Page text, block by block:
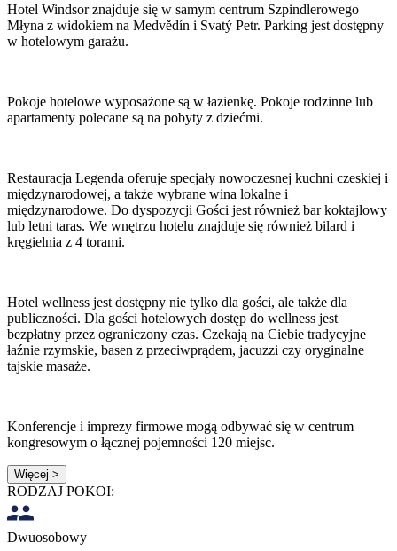
Hotel Windsor znajduje się w samym centrum Szpindlerowego
Młyna z widokiem na Medvědín i Svatý Petr. Parking jest dostępny
w hotelowym garażu.
Pokoje hotelowe wyposażone są w łazienkę. Pokoje rodzinne lub
apartamenty polecane są na pobyty z dziećmi.
Restauracja Legenda oferuje specjały nowoczesnej kuchni czeskiej i
międzynarodowej, a także wybrane wina lokalne i
międzynarodowe. Do dyspozycji Gości jest również bar koktajlowy
lub letni taras. We wnętrzu hotelu znajduje się również bilard i
kręgielnia z 4 torami.
Hotel wellness jest dostępny nie tylko dla gości, ale także dla
publiczności. Dla gości hotelowych dostęp do wellness jest
bezpłatny przez ograniczony czas. Czekają na Ciebie tradycyjne
łaźnie rzymskie, basen z przeciwprądem, jacuzzi czy oryginalne
tajskie masaże.
Konferencje i imprezy firmowe mogą odbywać się w centrum
kongresowym o łącznej pojemności 120 miejsc.
Więcej >
RODZAJ POKOI:
Dwuosobowy